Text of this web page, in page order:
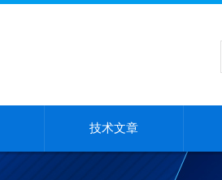
技术文章